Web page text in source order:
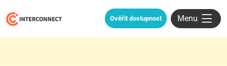
Ověřit dostupnost Menu